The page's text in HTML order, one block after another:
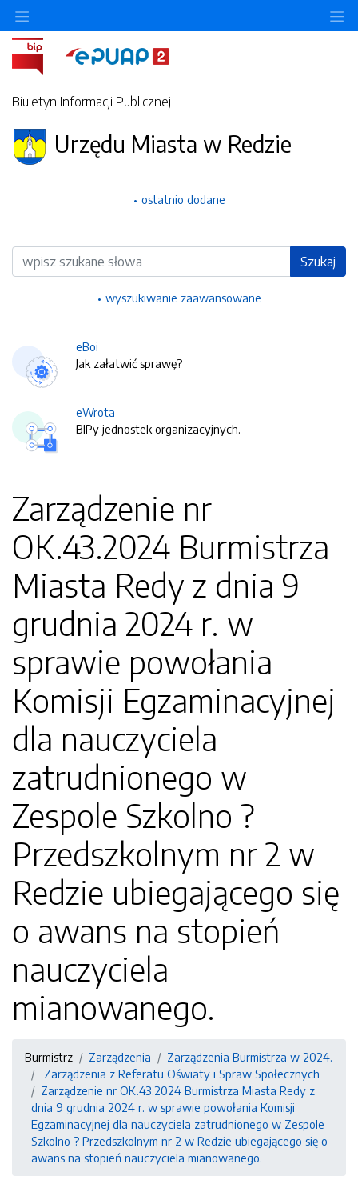
Biuletyn Informacji Publicznej
Urzędu Miasta w Redzie
ostatnio dodane
Wyszukiwarka Szukaj
wyszukiwanie zaawansowane
eBoi
Jak załatwić sprawę?
eWrota
BIPy jednostek organizacyjnych.
Zarządzenie nr
OK.43.2024 Burmistrza
Miasta Redy z dnia 9
grudnia 2024 r. w
sprawie powołania
Komisji Egzaminacyjnej
dla nauczyciela
zatrudnionego w
Zespole Szkolno ?
Przedszkolnym nr 2 w
Redzie ubiegającego się
o awans na stopień
nauczyciela
mianowanego.
Burmistrz Zarządzenia
Zarządzenia Burmistrza w 2024.
Zarządzenia z Referatu Oświaty i Spraw Społecznych
Zarządzenie nr OK.43.2024 Burmistrza Miasta Redy z
dnia 9 grudnia 2024 r. w sprawie powołania Komisji
Egzaminacyjnej dla nauczyciela zatrudnionego w Zespole
Szkolno ? Przedszkolnym nr 2 w Redzie ubiegającego się o
awans na stopień nauczyciela mianowanego.